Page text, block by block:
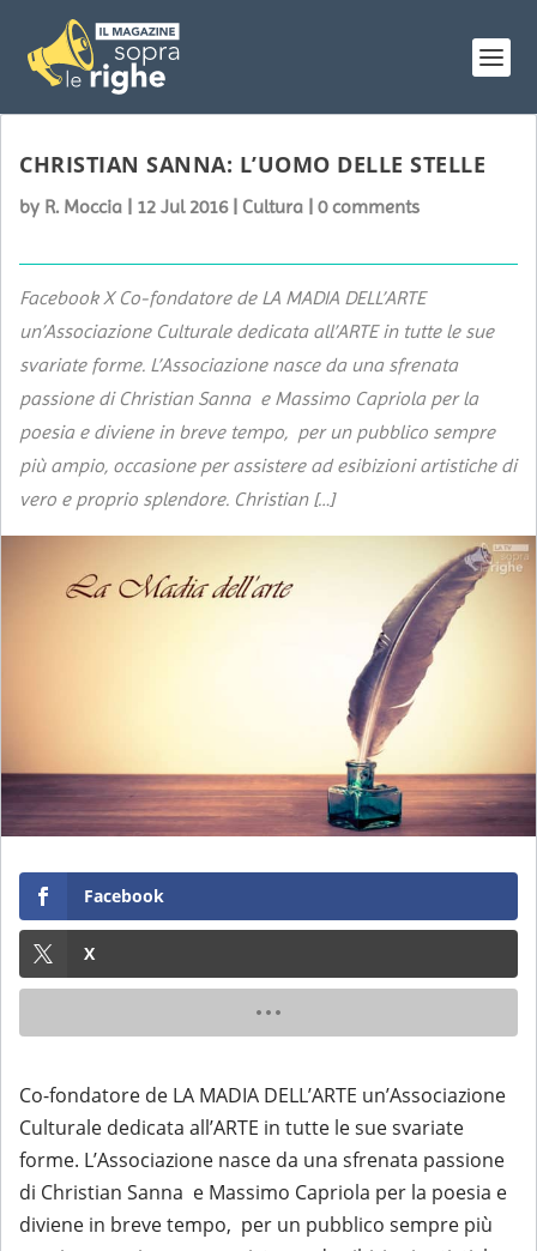
CHRISTIAN SANNA: L’UOMO DELLE STELLE
by R. Moccia | 12 Jul 2016| Cultura | 0 comments
Facebook X Co-fondatore de LA MADIA DELL’ARTE
un’Associazione Culturale dedicata all’ARTE in tutte le sue
svariate forme. L’Associazione nasce da una sfrenata
passione di Christian Sanna e Massimo Capriola per la
poesia e diviene in breve tempo, per un pubblico sempre
più ampio, occasione per assistere ad esibizioni artistiche di
vero e proprio splendore. Christian […]
Facebook
X
Co-fondatore de LA MADIA DELL’ARTE un’Associazione
Culturale dedicata all’ARTE in tutte le sue svariate
forme. L’Associazione nasce da una sfrenata passione
di Christian Sanna e Massimo Capriola per la poesia e
diviene in breve tempo, per un pubblico sempre più